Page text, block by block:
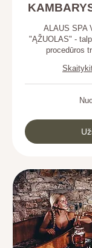
ALAUS SPA
"ĄŽUOLAS" -
procedūros